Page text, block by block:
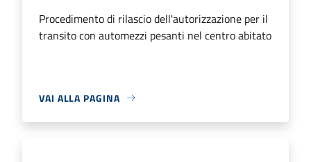
Procedimento di rilascio dell'autorizzazione per il
transito con automezzi pesanti nel centro abitato
VAI ALLA PAGINA